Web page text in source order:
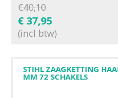
€40,10
€ 37,95
(incl btw)
STIHL ZAAGKETTING
MM 72 SCHAKELS